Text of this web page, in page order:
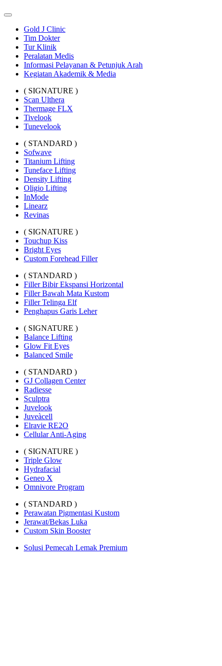
Gold J Clinic
Tim Dokter
Tur Klinik
Peralatan Medis
Informasi Pelayanan & Petunjuk Arah
Kegiatan Akademik & Media
( SIGNATURE )
Scan Ulthera
Thermage FLX
Tivelook
Tunevelook
( STANDARD )
Sofwave
Titanium Lifting
Tuneface Lifting
Density Lifting
Oligio Lifting
InMode
Linearz
Revinas
( SIGNATURE )
Touchup Kiss
Bright Eyes
Custom Forehead Filler
( STANDARD )
Filler Bibir Ekspansi Horizontal
Filler Bawah Mata Kustom
Filler Telinga Elf
Penghapus Garis Leher
( SIGNATURE )
Balance Lifting
Glow Fit Eyes
Balanced Smile
( STANDARD )
GJ Collagen Center
Radiesse
Sculptra
Juvelook
Juveàcell
Elravie RE2O
Cellular Anti-Aging
( SIGNATURE )
Triple Glow
Hydrafacial
Geneo X
Omnivore Program
( STANDARD )
Perawatan Pigmentasi Kustom
Jerawat/Bekas Luka
Custom Skin Booster
Solusi Pemecah Lemak Premium